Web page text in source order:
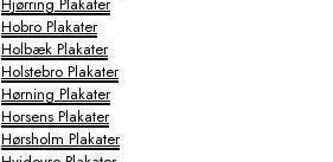
Hobro Plakater
Holbæk Plakater
Holstebro Plakater
Hørning Plakater
Horsens Plakater
Hørsholm Plakater